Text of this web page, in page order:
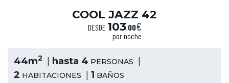
COOL JAZZ 42
DESDE 103,00€
por noche
44m2 hasta 4 PERSONAS
2 HABITACIONES 1 BAÑOS